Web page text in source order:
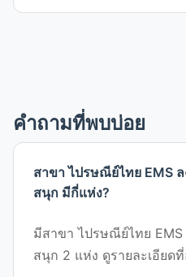
คำถามที่พบบ่อย
สาขา ไปรษณีย์ไทย EMS
สนุก มีกี่แห่ง?
มีสาขา ไปรษณีย์ไทย EMS
สนุก 2 แห่ง ดูรายละเอียด